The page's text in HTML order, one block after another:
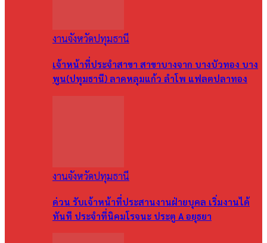
งานจังหวัดปทุมธานี
เจ้าหน้าที่ประจำสาขา สาขาบางจาก บางบัวทอง บาง
พูน(ปทุมธานี) ลาดหลุมแก้ว ลำโพ แฟลตปลาทอง
งานจังหวัดปทุมธานี
ด่วน รับเจ้าหน้าที่ประสานงานฝ่ายบุคล เริ่มงานได้
ทันที ประจำที่นิคมโรจนะ ประตู A อยุธยา